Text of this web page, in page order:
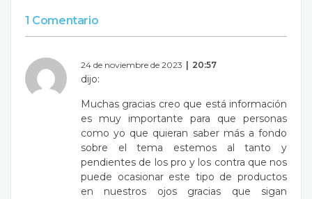
1 Comentario
24 de noviembre de 2023 20:57
dijo:
Muchas gracias creo que está información
es muy importante para que personas
como yo que quieran saber más a fondo
sobre el tema estemos al tanto y
pendientes de los pro y los contra que nos
puede ocasionar este tipo de productos
en nuestros ojos gracias que sigan